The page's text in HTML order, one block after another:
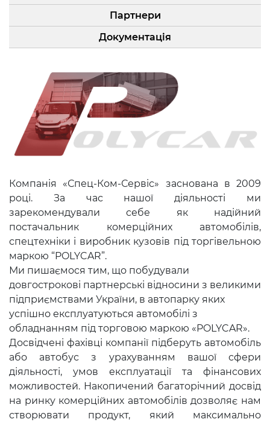
Партнери
Документація
Компанія «Спец-Ком-Сервіс» заснована в 2009
році. За час нашої діяльності ми
зарекомендували себе як надійний
постачальник комерційних автомобілів,
спецтехніки і виробник кузовів під торгівельною
маркою “POLYCAR”.
Ми пишаємося тим, що побудували
довгострокові партнерські відносини з великими
підприємствами України, в автопарку яких
успішно експлуатуються автомобілі з
обладнанням під торговою маркою «POLYCAR».
Досвідчені фахівці компанії підберуть автомобіль
або автобус з урахуванням вашої сфери
діяльності, умов експлуатації та фінансових
можливостей. Накопичений багаторічний досвід
на ринку комерційних автомобілів дозволяє нам
створювати продукт, який максимально